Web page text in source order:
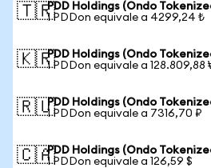
🇹🇷PDD Holdings (Ondo
1 PDDon equivale a 4299,24 ₺
🇰🇷PDD Holdings (Ondo
1 PDDon equivale a 128.809,88
🇷🇺PDD Holdings (Ondo
1 PDDon equivale a 7316,70 ₽
🇨🇦PDD Holdings (Ondo
1 PDDon equivale a 126,59 $